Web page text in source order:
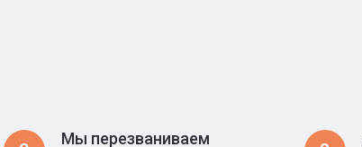
Мы перезваниваем